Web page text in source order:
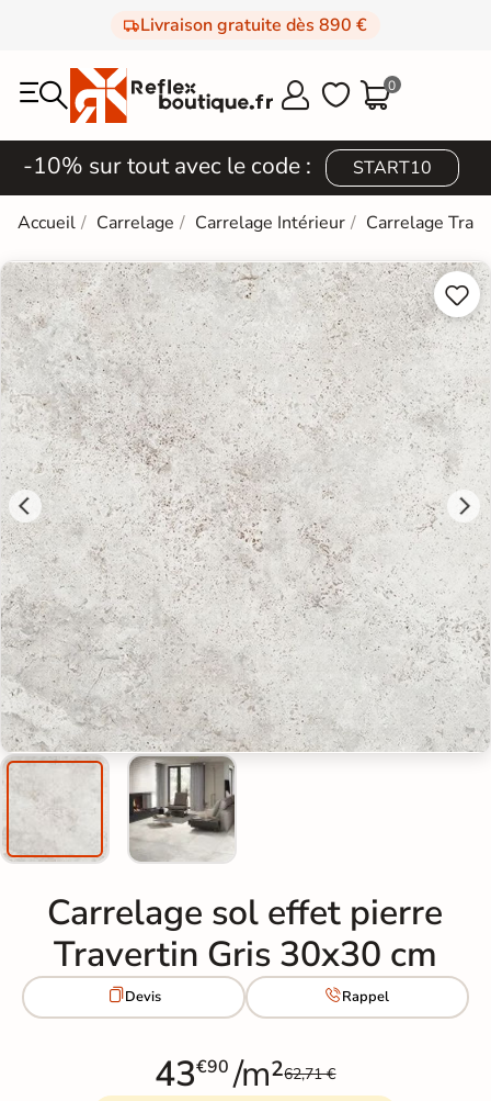
Livraison gratuite dès 890 €
  0
-10% sur tout avec le code : START10
Accueil Carrelage Carrelage Intérieur Carrelage


Carrelage sol effet pierre
Travertin Gris 30x30 cm
Devis Rappel
43€90 /m²62,71 €